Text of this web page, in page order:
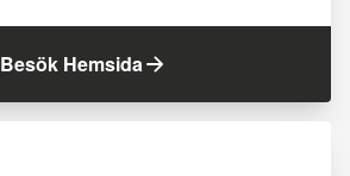
Besök Hemsida